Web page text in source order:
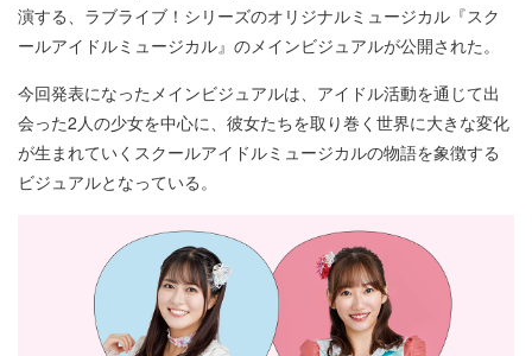
演する、ラブライブ！シリーズのオリジナルミュージカル『スク
ールアイドルミュージカル』のメインビジュアルが公開された。
今回発表になったメインビジュアルは、アイドル活動を通じて出
会った2人の少女を中心に、彼女たちを取り巻く世界に大きな変化
が生まれていくスクールアイドルミュージカルの物語を象徴する
ビジュアルとなっている。